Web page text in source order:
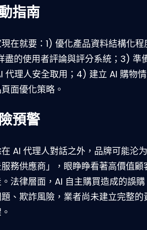
指南
在就要：1) 優化產品資料結構化程
盡的使用者評論與評分系統；3) 準
代理人安全取用；4) 建立 AI 購物
面優化策略。
預警
AI 代理人對話之外，品牌可能沦
務供應商」，眼睁睁看著高價值顧
法律層面，AI 自主購買造成的誤
、欺詐風險，業者尚未建立完整的